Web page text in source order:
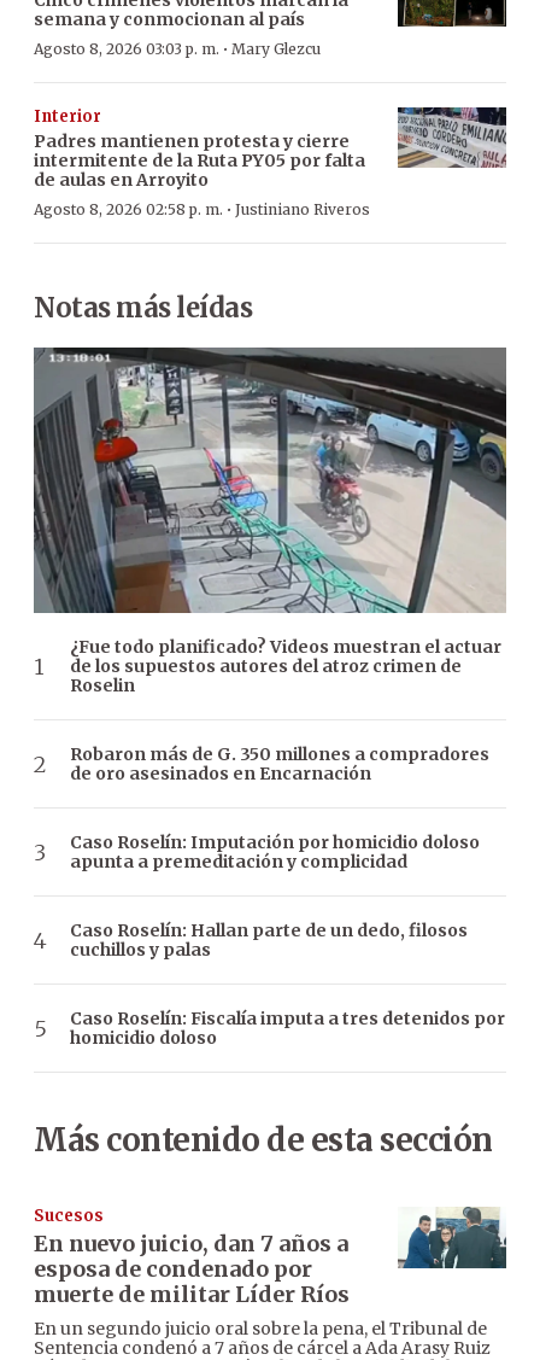
semana y conmocionan al país
Agosto 8, 2026 03:03 p. m. · Mary Glezcu
Interior
Padres mantienen protesta y cierre
intermitente de la Ruta PY05 por falta
de aulas en Arroyito
Agosto 8, 2026 02:58 p. m. · Justiniano Riveros
Notas más leídas
¿Fue todo planificado? Videos muestran el actuar
de los supuestos autores del atroz crimen de
Roselin
Robaron más de G. 350 millones a compradores
de oro asesinados en Encarnación
Caso Roselín: Imputación por homicidio doloso
apunta a premeditación y complicidad
Caso Roselín: Hallan parte de un dedo, filosos
cuchillos y palas
Caso Roselín: Fiscalía imputa a tres detenidos por
homicidio doloso
Más contenido de esta sección
Sucesos
En nuevo juicio, dan 7 años a
esposa de condenado por
muerte de militar Líder Ríos
En un segundo juicio oral sobre la pena, el Tribunal de
Sentencia condenó a 7 años de cárcel a Ada Arasy Ruiz